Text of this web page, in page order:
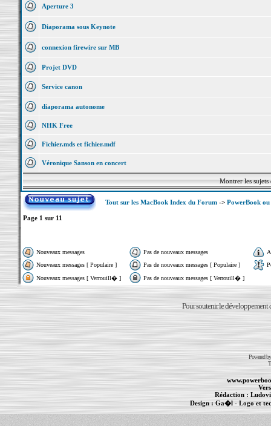
Aperture 3
Diaporama sous Keynote
connexion firewire sur MB
Projet DVD
Service canon
diaporama autonome
NHK Free
Fichier.mds et fichier.mdf
Véronique Sanson en concert
Montrer les
Tout sur les MacBook Index du Forum-> PowerBook
Page 1 sur 11
Nouveaux messages Pas de nouveaux messages
Nouveaux messages [ Populaire ]
Pas de nouveaux messages [ Populaire ]
Nouveaux messages [ Verrouill� ]
Pas de nouveaux messages [ Verrouill� ]
Pour soutenir le développement
Powered
Rédaction :
Design : Ga�l- Logo et
Informations : PowerBook - MacBook Pro